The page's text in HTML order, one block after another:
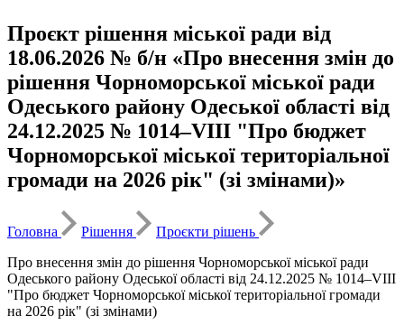
Проєкт рішення міської ради від
18.06.2026 № б/н «Про внесення змін до
рішення Чорноморської міської ради
Одеського району Одеської області від
24.12.2025 № 1014–VІII "Про бюджет
Чорноморської міської територіальної
громади на 2026 рік" (зі змінами)»
Головна Рішення
Проєкти рішень
Про внесення змін до рішення Чорноморської міської ради
Одеського району Одеської області від 24.12.2025 № 1014–VІII
"Про бюджет Чорноморської міської територіальної громади
на 2026 рік" (зі змінами)